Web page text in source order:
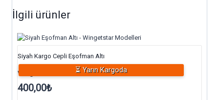
İlgili ürünler
⏳ Yarın Kargoda
Siyah Kargo Cepli Eşofman Altı
wingetstar
400,00₺